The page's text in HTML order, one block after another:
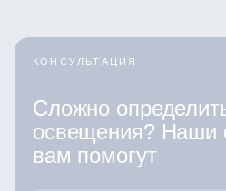
КОНСУЛЬТАЦИЯ
Сложно
освещения? Наши
вам помогут